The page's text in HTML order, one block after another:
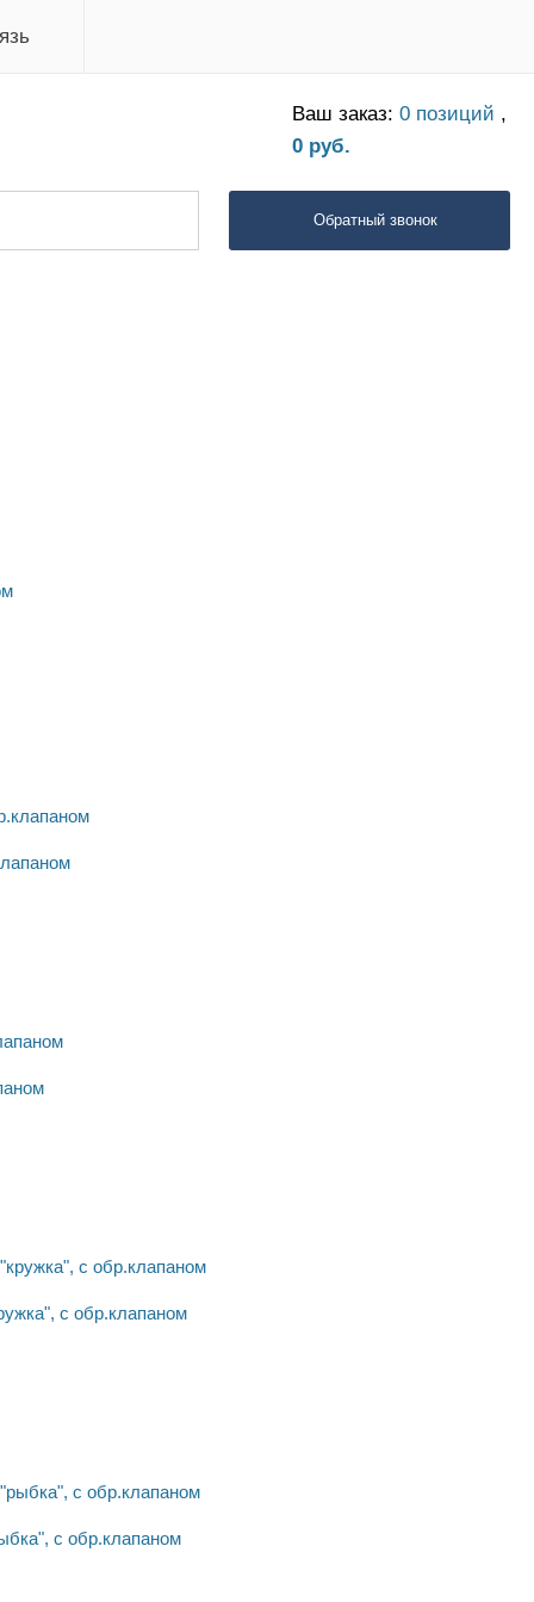
Ваш заказ: 0 позиций ,
0 руб.
Обратный звонок
с обр.клапаном
с обр.клапаном